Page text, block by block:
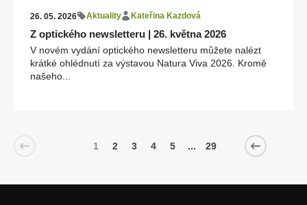
26. 05. 2026 Aktuality Kateřina Kazdová
Z optického newsletteru | 26. května 2026
V novém vydání optického newsletteru můžete nalézt
krátké ohlédnutí za výstavou Natura Viva 2026. Kromě
našeho...
1 2 3 4 5 ... 29